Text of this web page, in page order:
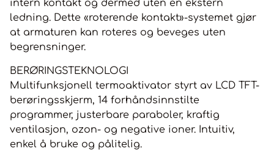
intern kontakt og dermed uten en ekstern
ledning. Dette «roterende kontakt»-systemet gjør
at armaturen kan roteres og beveges uten
begrensninger.
BERØRINGSTEKNOLOGI
Multifunksjonell termoaktivator styrt av LCD TFT-
berøringsskjerm, 14 forhåndsinnstilte
programmer, justerbare paraboler, kraftig
ventilasjon, ozon- og negative ioner. Intuitiv,
enkel å bruke og pålitelig.